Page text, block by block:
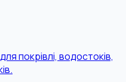
покрівлі, водостоків,